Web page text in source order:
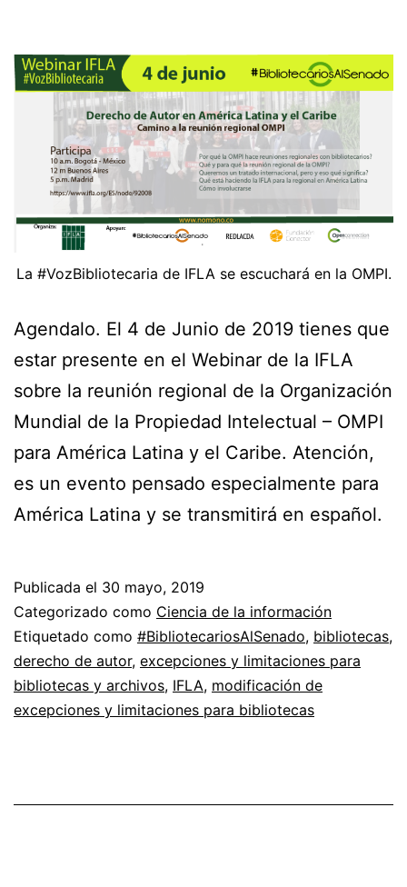
La #VozBibliotecaria de IFLA se escuchará en la OMPI.
Agendalo. El 4 de Junio de 2019 tienes que
estar presente en el Webinar de la IFLA
sobre la reunión regional de la Organización
Mundial de la Propiedad Intelectual – OMPI
para América Latina y el Caribe. Atención,
es un evento pensado especialmente para
América Latina y se transmitirá en español.
Publicada el 30 mayo, 2019
Categorizado como Ciencia de la información
Etiquetado como #BibliotecariosAlSenado, bibliotecas,
derecho de autor, excepciones y limitaciones para
bibliotecas y archivos, IFLA, modificación de
excepciones y limitaciones para bibliotecas